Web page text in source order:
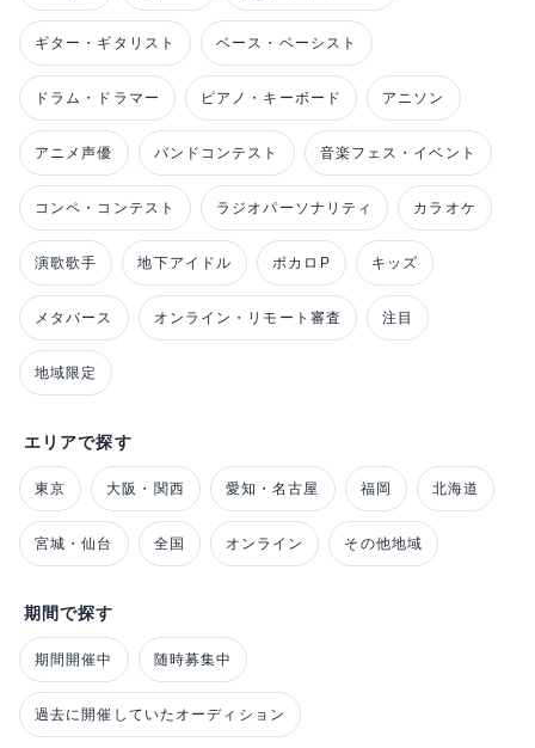
ギター・ギタリスト ベース・ベーシスト
ドラム・ドラマー ピアノ・キーボード アニソン
アニメ声優 バンドコンテスト 音楽フェス・イベント
コンペ・コンテスト ラジオパーソナリティ カラオケ
演歌歌手 地下アイドル ボカロP キッズ
メタバース オンライン・リモート審査 注目
地域限定
エリアで探す
東京 大阪・関西 愛知・名古屋 福岡 北海道
宮城・仙台 全国 オンライン その他地域
期間で探す
期間開催中 随時募集中
過去に開催していたオーディション